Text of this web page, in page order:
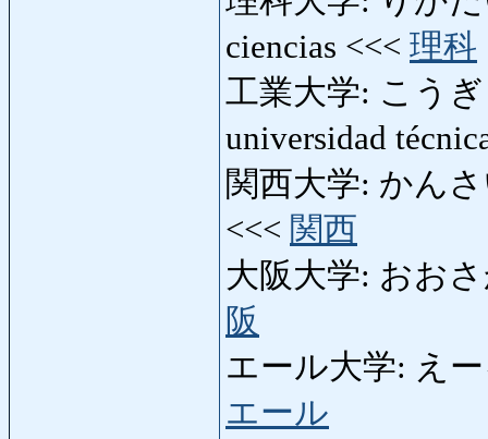
ciencias <<< 理科
工業大学: こう
universidad
関西大学: かん
<<< 関西
大阪大学: おお
阪
エール大学: え
エール